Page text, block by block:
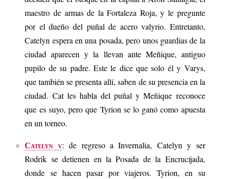
maestro de armas de la Fortaleza Roja, y le pregunte
por el dueño del puñal de acero valyrio. Entretanto,
Catelyn espera en una posada, pero unos guardias de la
ciudad aparecen y la llevan ante Meñique, antiguo
pupilo de su padre. Este le dice que solo él y Varys,
que también se presenta allí, saben de su presencia en la
ciudad. Cat les habla del puñal y Meñique reconoce
que es suyo, pero que Tyrion se lo ganó como apuesta
en un torneo.
Catelyn v: de regreso a Invernalia, Catelyn y ser
Rodrik se detienen en la Posada de la Encrucijada,
donde se hacen pasar por viajeros. Tyrion, en su